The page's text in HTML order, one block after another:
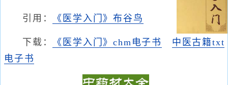
引用： 《医学入门》布谷鸟
下载： 《医学入门》chm电子书
中医古籍txt
电子书